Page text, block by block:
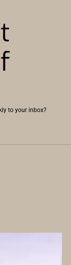
to your inbox?